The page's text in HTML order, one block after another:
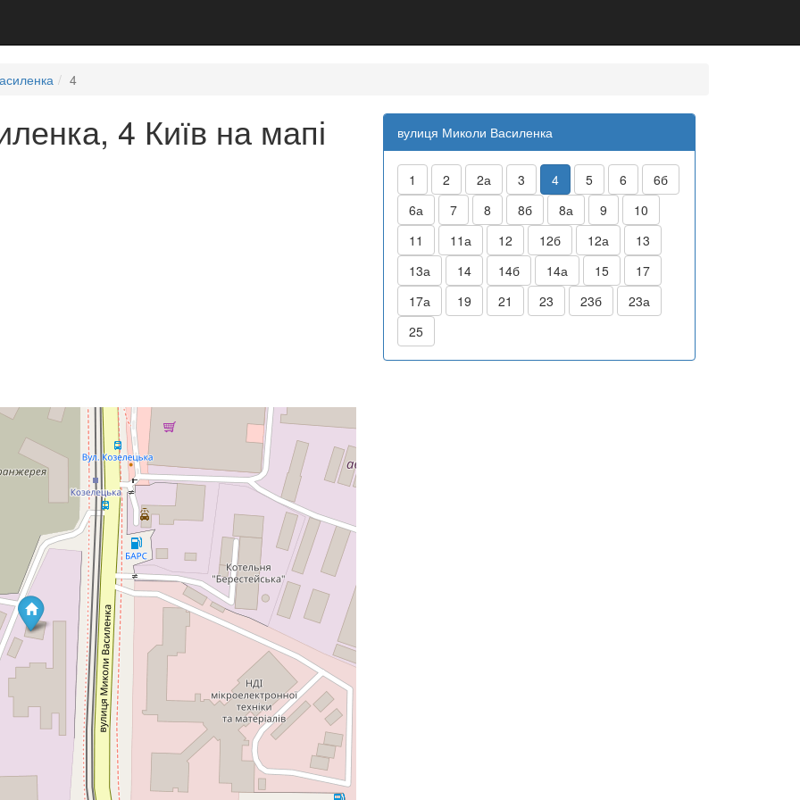
4
4 Київ на мапі вулиця Миколи Василенка
1 2 2а 3 4 5 6
6б
6а
7 8 8б 8а 9
10
11
11а 12 12б 12а
13
13а
14 14б 14а 15
17
17а
19 21 23 23б
23а
25